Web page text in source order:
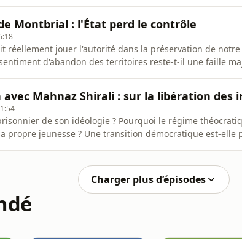
CERIF reçoit Catherine Perez-Shakdam, journaliste et
Montbrial : l'État perd le contrôle
réellement jouer l'autorité dans la préservation de notre
d'abandon des territoires reste-t-il une faille
Mahnaz Shirali : sur la libération des
de son idéologie ? Pourquoi le régime
propre jeunesse ? Une transition démocratique est-elle
Charger plus d’épisodes